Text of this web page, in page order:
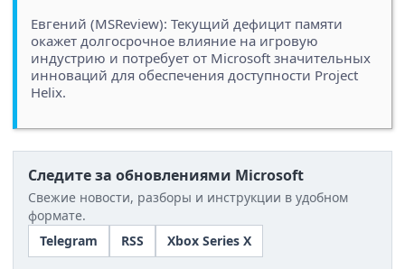
Евгений (MSReview): Текущий дефицит памяти
окажет долгосрочное влияние на игровую
индустрию и потребует от Microsoft значительных
инноваций для обеспечения доступности Project
Helix.
Следите за обновлениями Microsoft
Свежие новости, разборы и инструкции в удобном
формате.
Telegram
RSS Xbox Series X